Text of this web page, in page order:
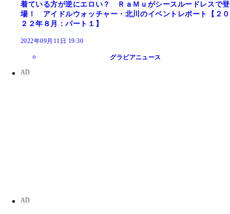
着ている方が逆にエロい？ ＲａＭｕがシースルードレスで登
場！ アイドルウォッチャー・北川のイベントレポート【２０
２２年８月：パート１】
2022年09月11日 19:30
グラビアニュース